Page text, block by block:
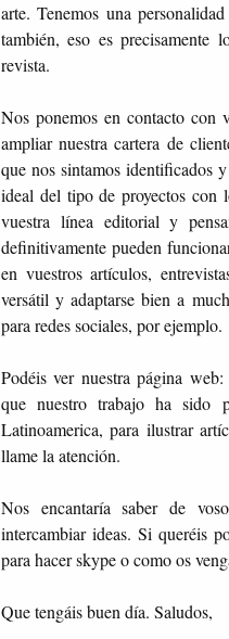
arte. Tenemos una
también, eso es precisamente
revista.
Nos ponemos en contacto con
ampliar nuestra cartera de
que nos sintamos identificados
ideal del tipo de proyectos con
vuestra línea editorial y
definitivamente pueden
en vuestros artículos,
versátil y adaptarse bien a
para redes sociales, por ejemplo.
Podéis ver nuestra página
que nuestro trabajo ha sido
Latinoamerica, para ilustrar
llame la atención.
Nos encantaría saber de
intercambiar ideas. Si queréis
para hacer skype o como os
Que tengáis buen día. Saludos,